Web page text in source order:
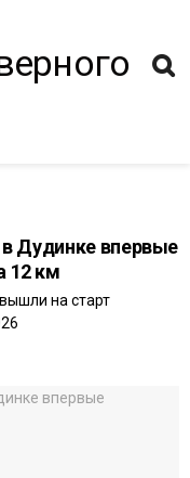
в Дудинке впервые
12 км
на старт